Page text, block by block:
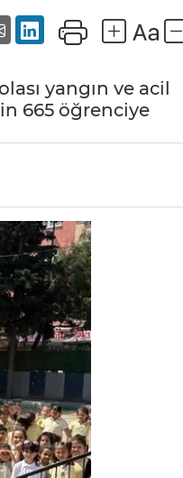
yangın ve acil
665 öğrenciye